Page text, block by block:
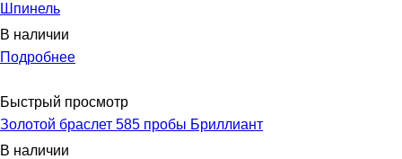
Шпинель
В наличии
Подробнее
Быстрый просмотр
Золотой браслет 585 пробы Бриллиант
В наличии